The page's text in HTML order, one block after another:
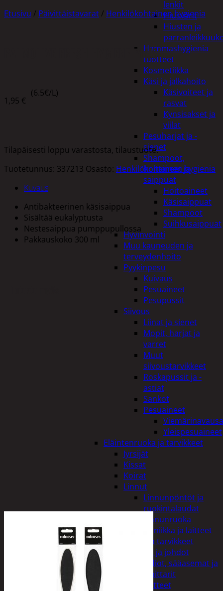
lenkit
Hiusvärit
Hiusten ja
Hammashygienia
tuotteet
Kosmetiikka
Käsi ja jalkahoito
Käsivoiteet ja
rasvat
Kynsisakset ja
viilat
Pesuharjat ja -
sienet
Shampoot,
hoitaineet ja
saippuat
Hoitoaineet
Käsisaippuat
Shampoot
Suihkusaippuat
Hyvinvointi
Muu kauneuden ja
terveydenhoito
Pyykinpesu
Kuivaus
Pesuaineet
Pesupussit
Siivous
Liinat ja sienet
Mopit, harjat ja
varret
Muut
siivoustarvikkeet
Roskapussit ja -
astiat
Sankot
Pesuaineet
Yleispesuaineet
Eläintenruoka ja tarvikkeet
Jyrsijät
Kissat
Koirat
Linnut
Linnunpöntöt ja
ruokintalaudat
Linnunruoka
Kodin elektroniikka ja laitteet
Imurit ja tarvikkeet
Kaapelit ja johdot
Kelloradiot, sääasemat ja
lämpömittarit
Oheislaitteet
Etusivu / Päivittäistavarat / Henkilökohtainen hygienia
PALMOLIVE FRESH HYGIENE PLUS
1,95 €
(6.5€/L)
Tilapäisesti loppu varastosta, tilaustuote.
Tuotetunnus: 337213 Osasto: Henkilökohtainen hygienia
Kuvaus
Antibakteerinen käsisaippua
Sisältää eukalyptusta
Nestesaippua pumppupullossa
Pakkauskoko 300 ml